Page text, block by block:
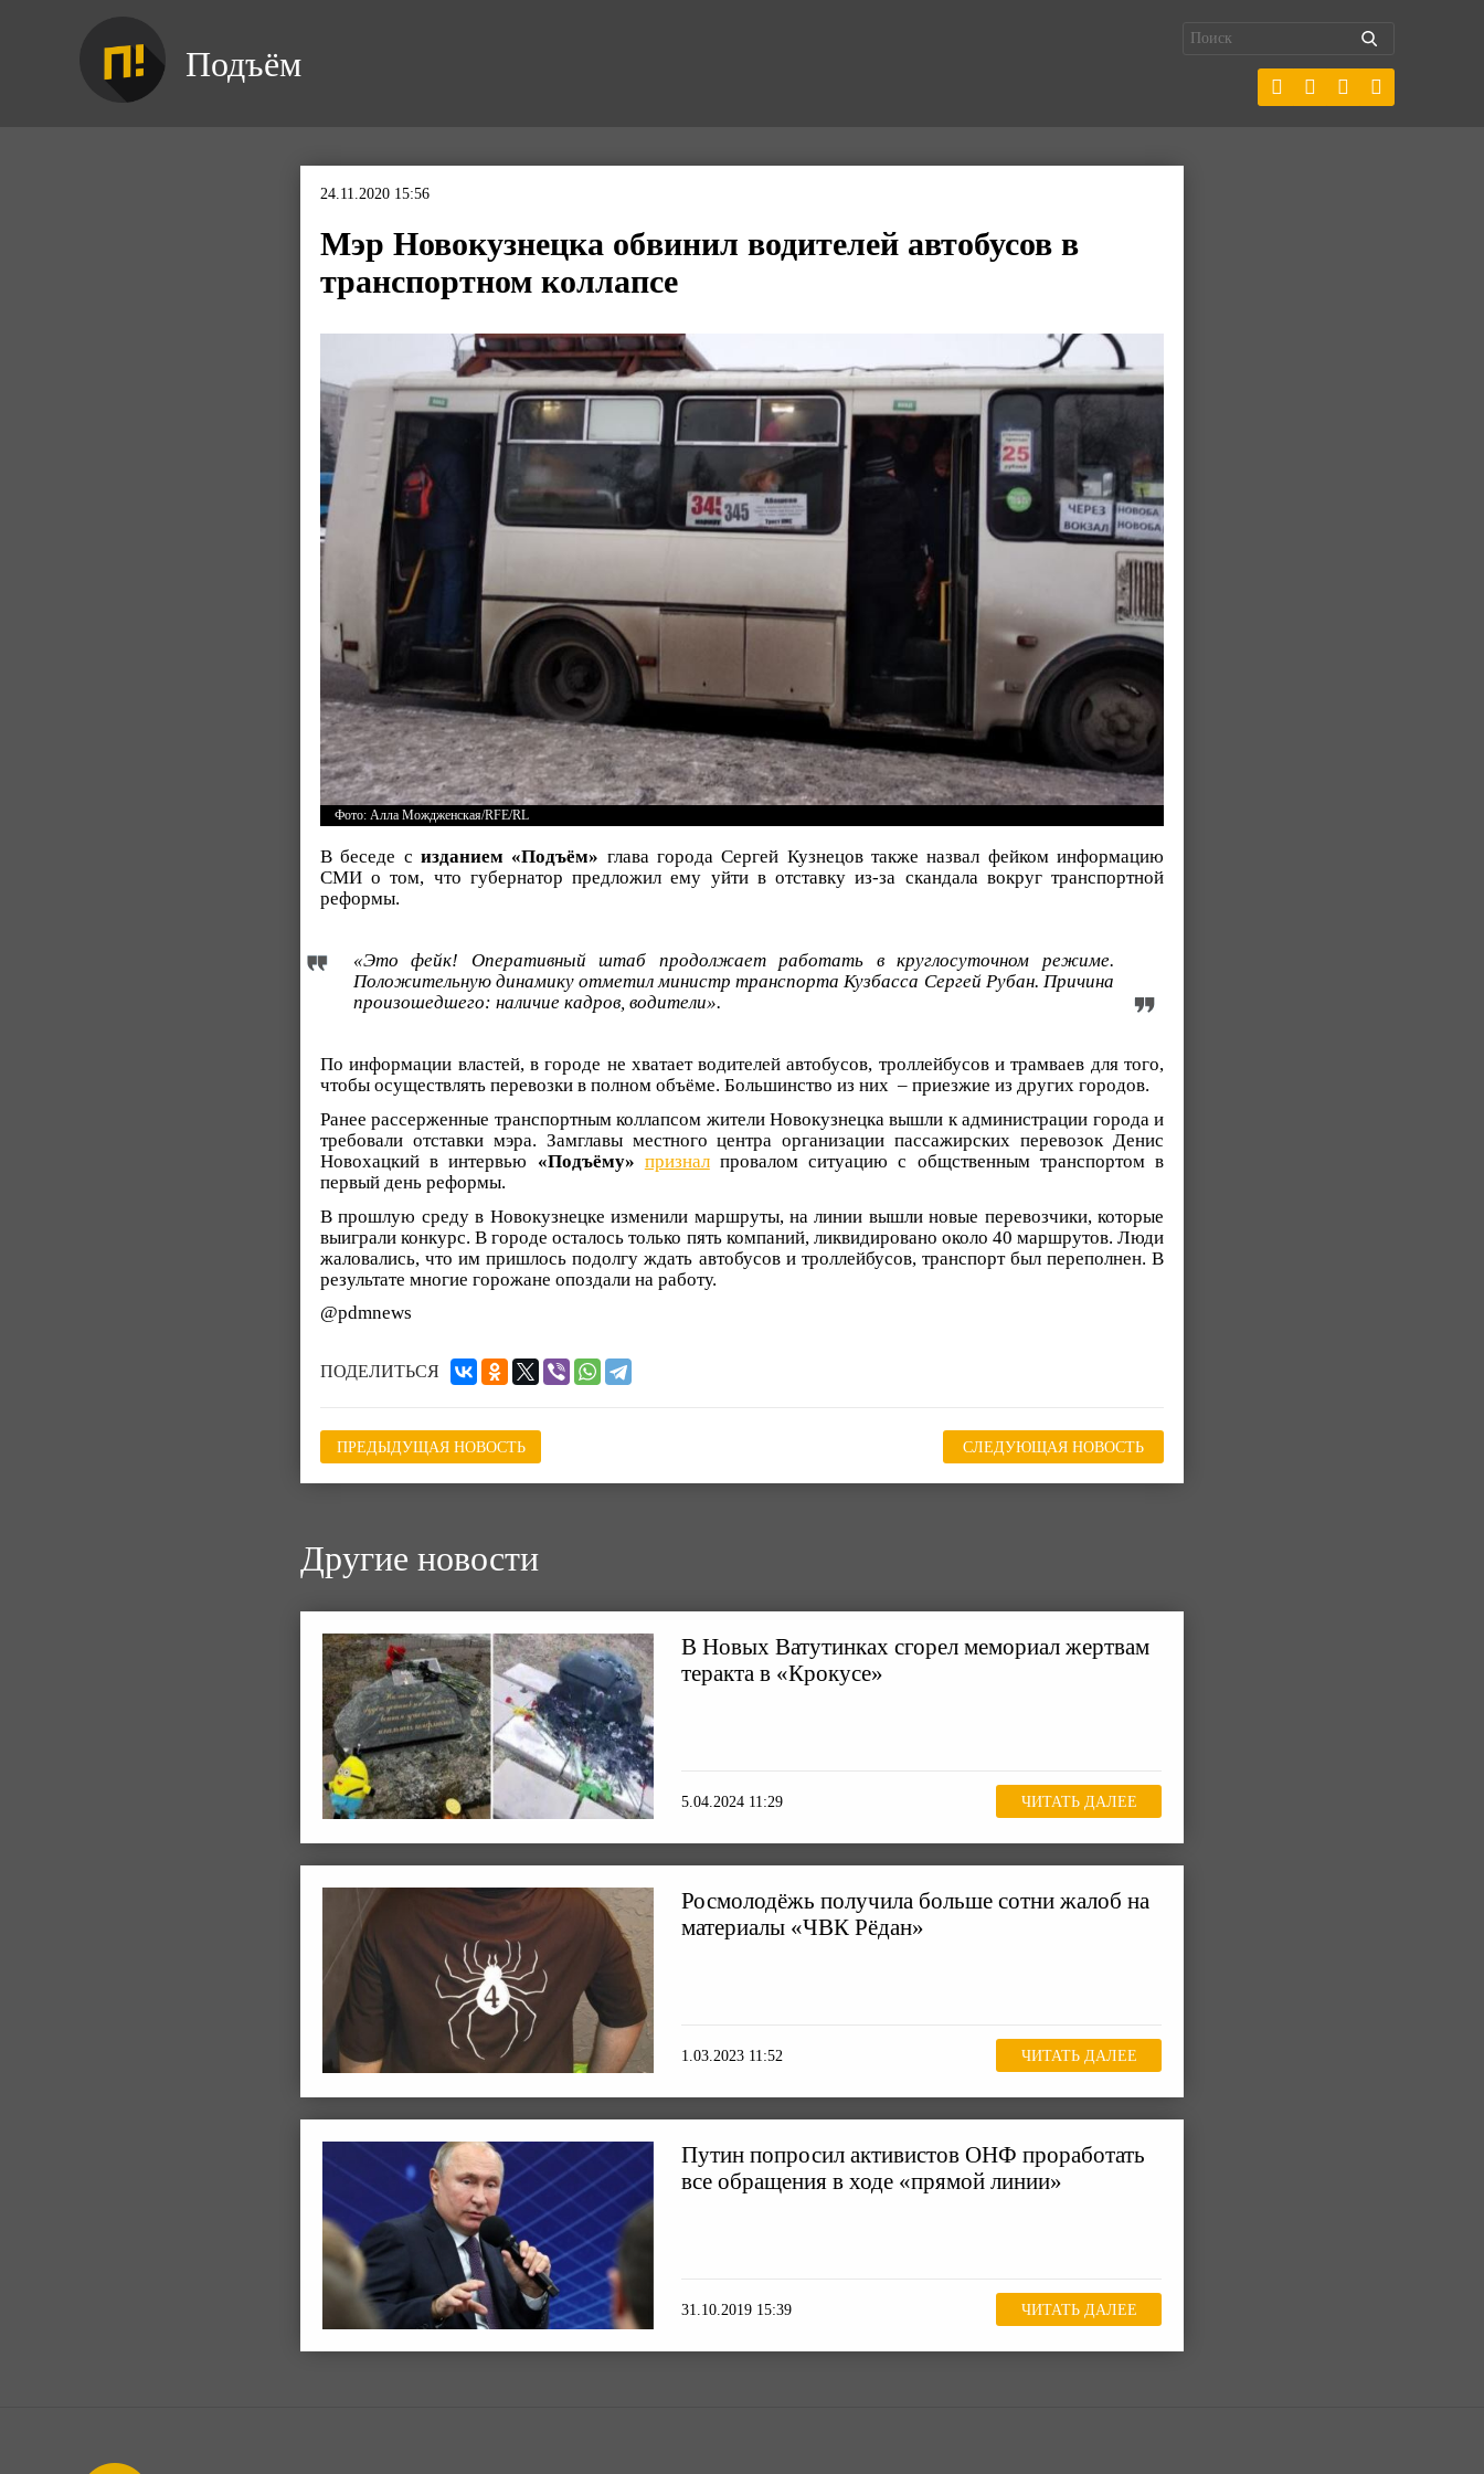
Подъём
24.11.2020 15:56
Мэр Новокузнецка обвинил водителей автобусов в
транспортном коллапсе
Фото: Алла Мождженская/RFE/RL
В беседе с изданием «Подъём» глава города Сергей Кузнецов также назвал фейком информацию
СМИ о том, что губернатор предложил ему уйти в отставку из-за скандала вокруг транспортной
реформы.
«Это фейк! Оперативный штаб продолжает работать в круглосуточном режиме.
Положительную динамику отметил министр транспорта Кузбасса Сергей Рубан. Причина
произошедшего: наличие кадров, водители».
По информации властей, в городе не хватает водителей автобусов, троллейбусов и трамваев для того,
чтобы осуществлять перевозки в полном объёме. Большинство из них – приезжие из других городов.
Ранее рассерженные транспортным коллапсом жители Новокузнецка вышли к администрации города и
требовали отставки мэра. Замглавы местного центра организации пассажирских перевозок Денис
Новохацкий в интервью «Подъёму» призналпровалом ситуацию с общственным транспортом в
первый день реформы.
В прошлую среду в Новокузнецке изменили маршруты, на линии вышли новые перевозчики, которые
выиграли конкурс. В городе осталось только пять компаний, ликвидировано около 40 маршрутов. Люди
жаловались, что им пришлось подолгу ждать автобусов и троллейбусов, транспорт был переполнен. В
результате многие горожане опоздали на работу.
@pdmnews
ПОДЕЛИТЬСЯ
ПРЕДЫДУЩАЯ НОВОСТЬ СЛЕДУЮЩАЯ НОВОСТЬ
Другие новости
В Новых Ватутинках сгорел мемориал жертвам
теракта в «Крокусе»
5.04.2024 11:29 ЧИТАТЬ ДАЛЕЕ
Росмолодёжь получила больше сотни жалоб на
материалы «ЧВК Рёдан»
1.03.2023 11:52 ЧИТАТЬ ДАЛЕЕ
Путин попросил активистов ОНФ проработать
все обращения в ходе «прямой линии»
31.10.2019 15:39 ЧИТАТЬ ДАЛЕЕ